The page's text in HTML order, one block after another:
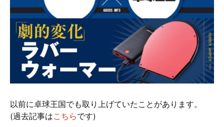
以前に卓球王国でも取り上げていたことがあります。
(過去記事はこちらです)